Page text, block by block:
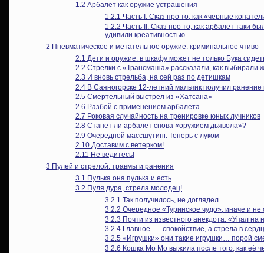
1.2 Арбалет как оружие устрашения
1.2.1 Часть I. Сказ про то, как «черные
1.2.2 Часть II. Сказ про то, как арбалет таки
удивили креативностью
2 Пневматическое и метательное оружие: криминальное чтиво
2.1 Дети и оружие: в шкафу может не только Бука
2.2 Стрелки с «Трансмаша» рассказали, как выбирали
2.3 И вновь стрельба, на сей раз по детишкам
2.4 В Саяногорске 12-летний мальчик получил
2.5 Смертельный выстрел из «Хатсана»
2.6 Разбой с применением арбалета
2.7 Роковая случайность на тренировке юных лучников
2.8 Станет ли арбалет снова «оружием дьявола»?
2.9 Очередной массшутинг. Теперь с луком
2.10 Доставим с ветерком!
2.11 Не ведитесь!
3 Пулей и стрелой: травмы и ранения
3.1 Пулька она пулька и есть
3.2 Пуля дура, стрела молодец!
3.2.1 Так получилось, не доглядел…
3.2.2 Очередное «Туринское чудо», иначе и не
3.2.3 Почти из известного анекдота: «Упал на
3.2.4 Главное — спокойствие, а стрела в
3.2.5 «Игрушки» они такие игрушки… порой
3.2.6 Кошка Мо Мо выжила после того, как её